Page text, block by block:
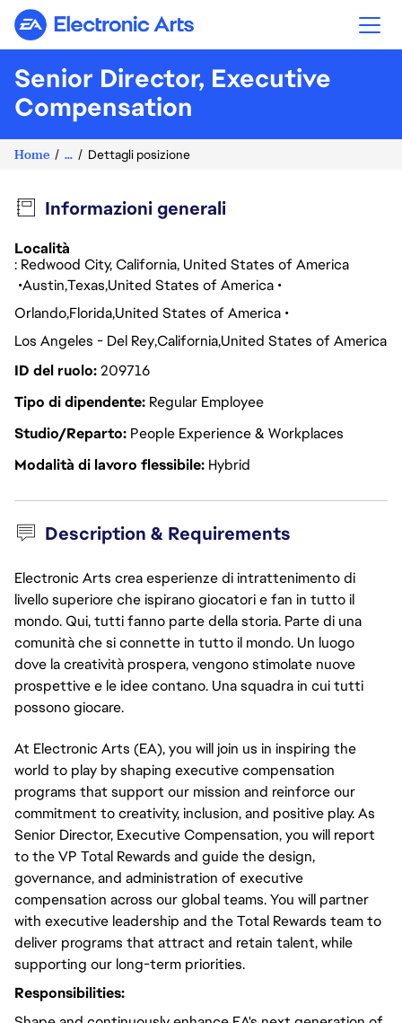
Electronic Arts
Senior Director, Executive
Compensation
Home ... Dettagli posizione
Informazioni generali
Località
: Redwood City, California, United States of America
AustinTexas United States of America
OrlandoFloridaUnited States of America
Los Angeles - Del ReyCaliforniaUnited States of America
ID del ruolo209716
Tipo di dipendente Regular Employee
Studio/Reparto People Experience & Workplaces
Modalità di lavoro flessibile Hybrid
Description & Requirements
Electronic Arts crea esperienze di intrattenimento di
livello superiore che ispirano giocatori e fan in tutto il
mondo. Qui, tutti fanno parte della storia. Parte di una
comunità che si connette in tutto il mondo. Un luogo
dove la creatività prospera, vengono stimolate nuove
prospettive e le idee contano. Una squadra in cui tutti
possono giocare.
At Electronic Arts (EA), you will join us in inspiring the
world to play by shaping executive compensation
programs that support our mission and reinforce our
commitment to creativity, inclusion, and positive play. As
Senior Director, Executive Compensation, you will report
to the VP Total Rewards and guide the design,
governance, and administration of executive
compensation across our global teams. You will partner
with executive leadership and the Total Rewards team to
deliver programs that attract and retain talent, while
supporting our long-term priorities.
Responsibilities: